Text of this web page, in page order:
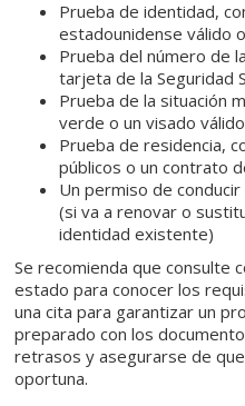
Prueba de identidad,
estadounidense válido
Prueba del número de
tarjeta de la Seguridad
Prueba de la situación
verde o un visado
Prueba de residencia,
públicos o un contrato
Un permiso de
(si va a renovar o
identidad existente)
Se recomienda que consulte
estado para conocer los
una cita para garantizar un
preparado con los
retrasos y asegurarse de
oportuna.